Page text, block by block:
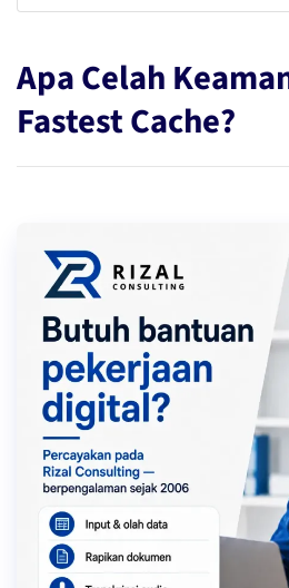
Apa Celah
Fastest Cache?